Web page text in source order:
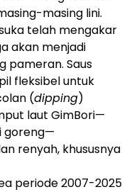
masing lini.
telah mengakar
akan menjadi
pameran. Saus
fleksibel untuk
(dipping)
laut GimBori—
goreng—
renyah, khususnya
periode 2007-2025